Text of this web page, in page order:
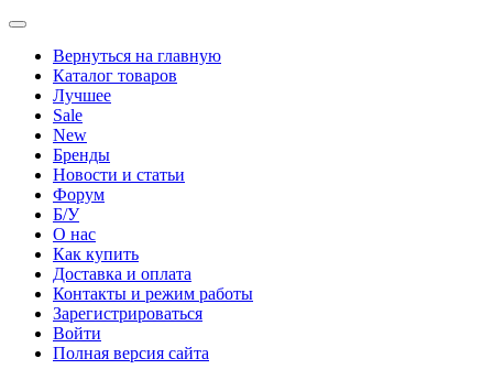
Вернуться на главную
Каталог товаров
Лучшее
Sale
New
Бренды
Новости и статьи
Форум
Б/У
О нас
Как купить
Доставка и оплата
Контакты и режим работы
Зарегистрироваться
Войти
Полная версия сайта